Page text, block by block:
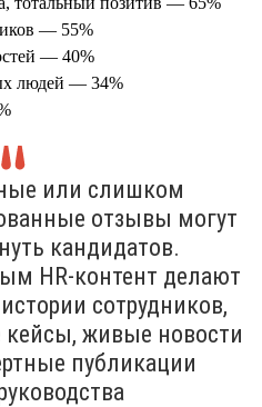
— 55%
— 40%
людей — 34%
или слишком
отзывы могут
кандидатов.
HR-контент делают
сотрудников,
кейсы, живые новости
публикации